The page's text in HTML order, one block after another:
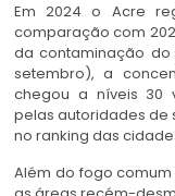
Em 2024 o Acre
comparação com
da contaminação
setembro), a
chegou a níveis 30
pelas autoridades de
no ranking das
Além do fogo